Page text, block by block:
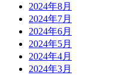
2024年8月
2024年7月
2024年6月
2024年5月
2024年4月
2024年3月